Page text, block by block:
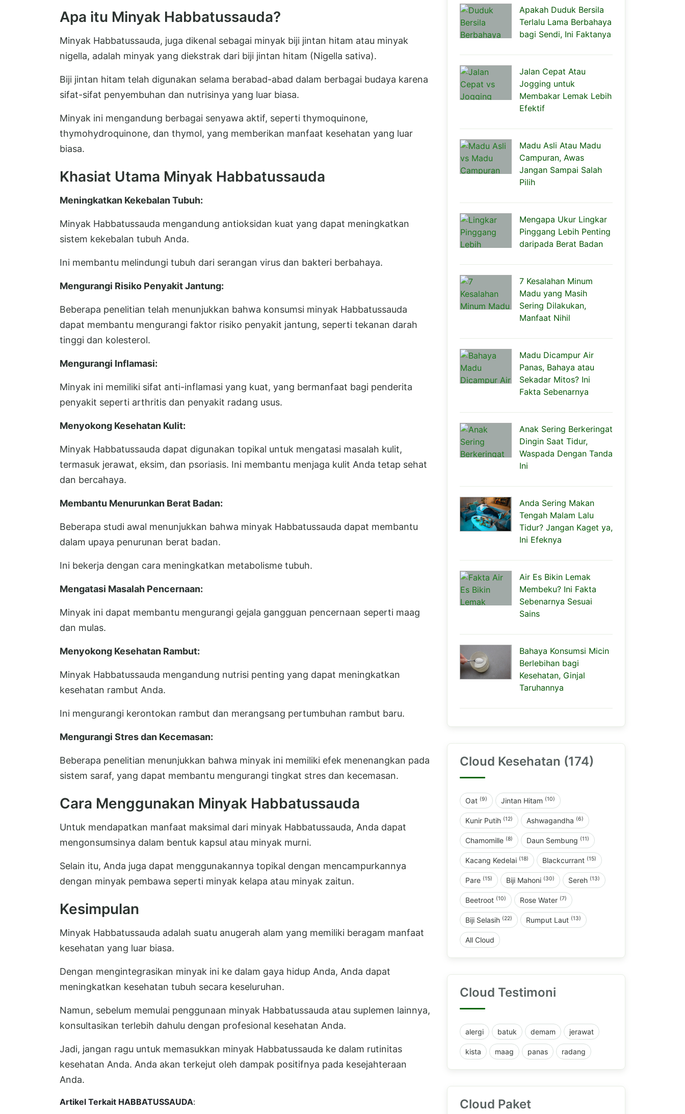
Apa itu Minyak Habbatussauda?
Minyak Habbatussauda, juga dikenal sebagai minyak biji jintan hitam atau minyak
nigella, adalah minyak yang diekstrak dari biji jintan hitam (Nigella sativa).
Biji jintan hitam telah digunakan selama berabad-abad dalam berbagai budaya karena
sifat-sifat penyembuhan dan nutrisinya yang luar biasa.
Minyak ini mengandung berbagai senyawa aktif, seperti thymoquinone,
thymohydroquinone, dan thymol, yang memberikan manfaat kesehatan yang luar
biasa.
Khasiat Utama Minyak Habbatussauda
Meningkatkan Kekebalan Tubuh:
Minyak Habbatussauda mengandung antioksidan kuat yang dapat meningkatkan
sistem kekebalan tubuh Anda.
Ini membantu melindungi tubuh dari serangan virus dan bakteri berbahaya.
Mengurangi Risiko Penyakit Jantung:
Beberapa penelitian telah menunjukkan bahwa konsumsi minyak Habbatussauda
dapat membantu mengurangi faktor risiko penyakit jantung, seperti tekanan darah
tinggi dan kolesterol.
Mengurangi Inflamasi:
Minyak ini memiliki sifat anti-inflamasi yang kuat, yang bermanfaat bagi penderita
penyakit seperti arthritis dan penyakit radang usus.
Menyokong Kesehatan Kulit:
Minyak Habbatussauda dapat digunakan topikal untuk mengatasi masalah kulit,
termasuk jerawat, eksim, dan psoriasis. Ini membantu menjaga kulit Anda tetap sehat
dan bercahaya.
Membantu Menurunkan Berat Badan:
Beberapa studi awal menunjukkan bahwa minyak Habbatussauda dapat membantu
dalam upaya penurunan berat badan.
Ini bekerja dengan cara meningkatkan metabolisme tubuh.
Mengatasi Masalah Pencernaan:
Minyak ini dapat membantu mengurangi gejala gangguan pencernaan seperti maag
dan mulas.
Menyokong Kesehatan Rambut:
Minyak Habbatussauda mengandung nutrisi penting yang dapat meningkatkan
kesehatan rambut Anda.
Ini mengurangi kerontokan rambut dan merangsang pertumbuhan rambut baru.
Mengurangi Stres dan Kecemasan:
Beberapa penelitian menunjukkan bahwa minyak ini memiliki efek menenangkan pada
sistem saraf, yang dapat membantu mengurangi tingkat stres dan kecemasan.
Cara Menggunakan Minyak Habbatussauda
Untuk mendapatkan manfaat maksimal dari minyak Habbatussauda, Anda dapat
mengonsumsinya dalam bentuk kapsul atau minyak murni.
Selain itu, Anda juga dapat menggunakannya topikal dengan mencampurkannya
dengan minyak pembawa seperti minyak kelapa atau minyak zaitun.
Kesimpulan
Minyak Habbatussauda adalah suatu anugerah alam yang memiliki beragam manfaat
kesehatan yang luar biasa.
Dengan mengintegrasikan minyak ini ke dalam gaya hidup Anda, Anda dapat
meningkatkan kesehatan tubuh secara keseluruhan.
Namun, sebelum memulai penggunaan minyak Habbatussauda atau suplemen lainnya,
konsultasikan terlebih dahulu dengan profesional kesehatan Anda.
Jadi, jangan ragu untuk memasukkan minyak Habbatussauda ke dalam rutinitas
kesehatan Anda. Anda akan terkejut oleh dampak positifnya pada kesejahteraan
Anda.
Artikel Terkait HABBATUSSAUDA:
Apakah Duduk Bersila
Terlalu Lama Berbahaya
bagi Sendi, Ini Faktanya
Jalan Cepat Atau
Jogging untuk
Membakar Lemak Lebih
Efektif
Madu Asli Atau Madu
Campuran, Awas
Jangan Sampai Salah
Pilih
Mengapa Ukur Lingkar
Pinggang Lebih Penting
daripada Berat Badan
7 Kesalahan Minum
Madu yang Masih
Sering Dilakukan,
Manfaat Nihil
Madu Dicampur Air
Panas, Bahaya atau
Sekadar Mitos? Ini
Fakta Sebenarnya
Anak Sering Berkeringat
Dingin Saat Tidur,
Waspada Dengan Tanda
Ini
Anda Sering Makan
Tengah Malam Lalu
Tidur? Jangan Kaget ya,
Ini Efeknya
Air Es Bikin Lemak
Membeku? Ini Fakta
Sebenarnya Sesuai
Sains
Bahaya Konsumsi Micin
Berlebihan bagi
Kesehatan, Ginjal
Taruhannya
Cloud Kesehatan (174)
Oat (9) Jintan Hitam (10)
Kunir Putih (12) Ashwagandha (6)
Chamomille (8) Daun Sembung (11)
Kacang Kedelai (18) Blackcurrant (15)
Pare (15) Biji Mahoni (30) Sereh (13)
Beetroot (10) Rose Water (7)
Biji Selasih (22) Rumput Laut (13)
All Cloud
Cloud Testimoni
alergi batuk demam jerawat
kista maag panas radang
Cloud Paket